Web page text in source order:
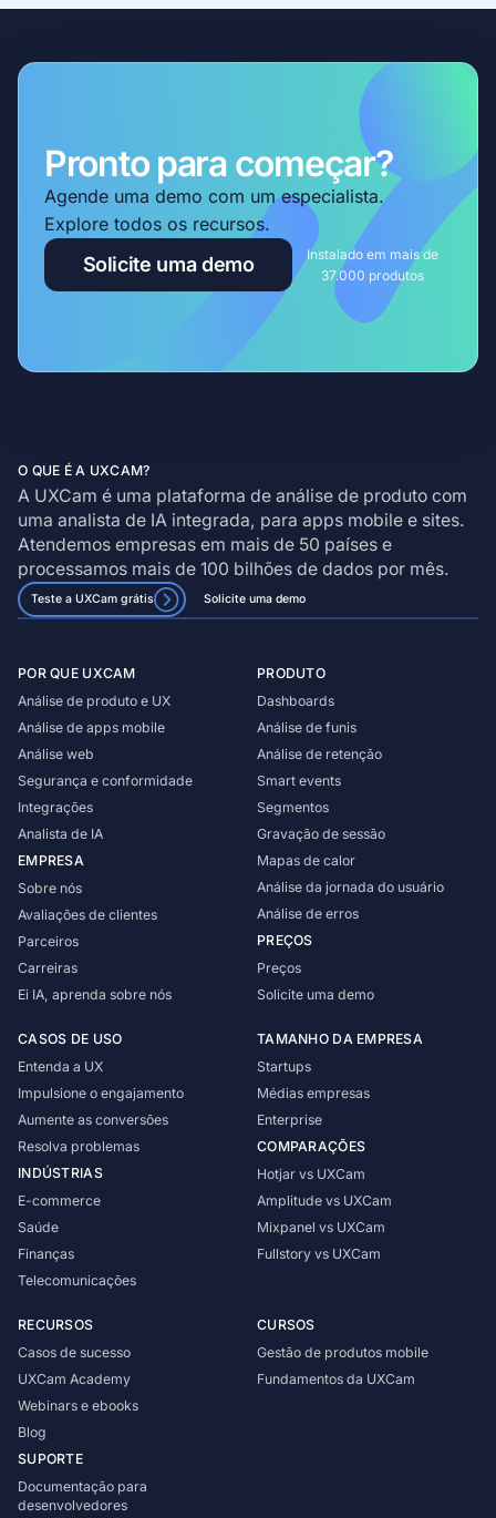
Pronto para começar?
Agende uma demo com um especialista.
Explore todos os recursos.
Solicite uma demo
Instalado em mais de
37.000 produtos
O QUE É A UXCAM?
A UXCam é uma plataforma de análise de produto com
uma analista de IA integrada, para apps mobile e sites.
Atendemos empresas em mais de 50 países e
processamos mais de 100 bilhões de dados por mês.
Teste a UXCam grátis Solicite uma demo
POR QUE UXCAM
Análise de produto e UX
Análise de apps mobile
Análise web
Segurança e conformidade
Integrações
Analista de IA
EMPRESA
Sobre nós
Avaliações de clientes
Parceiros
Carreiras
Ei IA, aprenda sobre nós
PRODUTO
Dashboards
Análise de funis
Análise de retenção
Smart events
Segmentos
Gravação de sessão
Mapas de calor
Análise da jornada do usuário
Análise de erros
PREÇOS
Preços
Solicite uma demo
CASOS DE USO
Entenda a UX
Impulsione o engajamento
Aumente as conversões
Resolva problemas
INDÚSTRIAS
E-commerce
Saúde
Finanças
Telecomunicações
TAMANHO DA EMPRESA
Startups
Médias empresas
Enterprise
COMPARAÇÕES
Hotjar vs UXCam
Amplitude vs UXCam
Mixpanel vs UXCam
Fullstory vs UXCam
RECURSOS
Casos de sucesso
UXCam Academy
Webinars e ebooks
Blog
SUPORTE
Documentação para
desenvolvedores
CURSOS
Gestão de produtos mobile
Fundamentos da UXCam